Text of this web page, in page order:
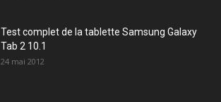
Test complet de la tablette Samsung Galaxy
Tab 2 10.1
24 mai 2012